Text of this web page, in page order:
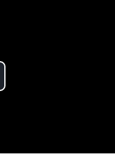
Video